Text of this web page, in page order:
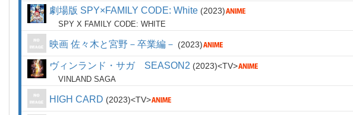
劇場版 SPY×FAMILY CODE: White 2023
SPY X FAMILY CODE: WHITE
映画 佐々木と宮野－卒業編－ 2023
ヴィンランド・サガ SEASON2 2023 TV
VINLAND SAGA
HIGH CARD 2023 TV